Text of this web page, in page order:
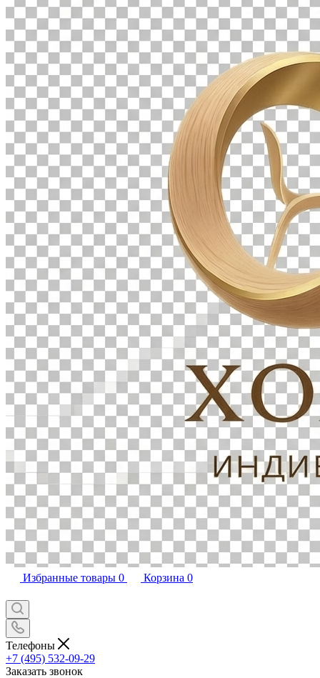
Избранные товары 0 Корзина 0
Телефоны
+7 (495) 532-09-29
Заказать звонок